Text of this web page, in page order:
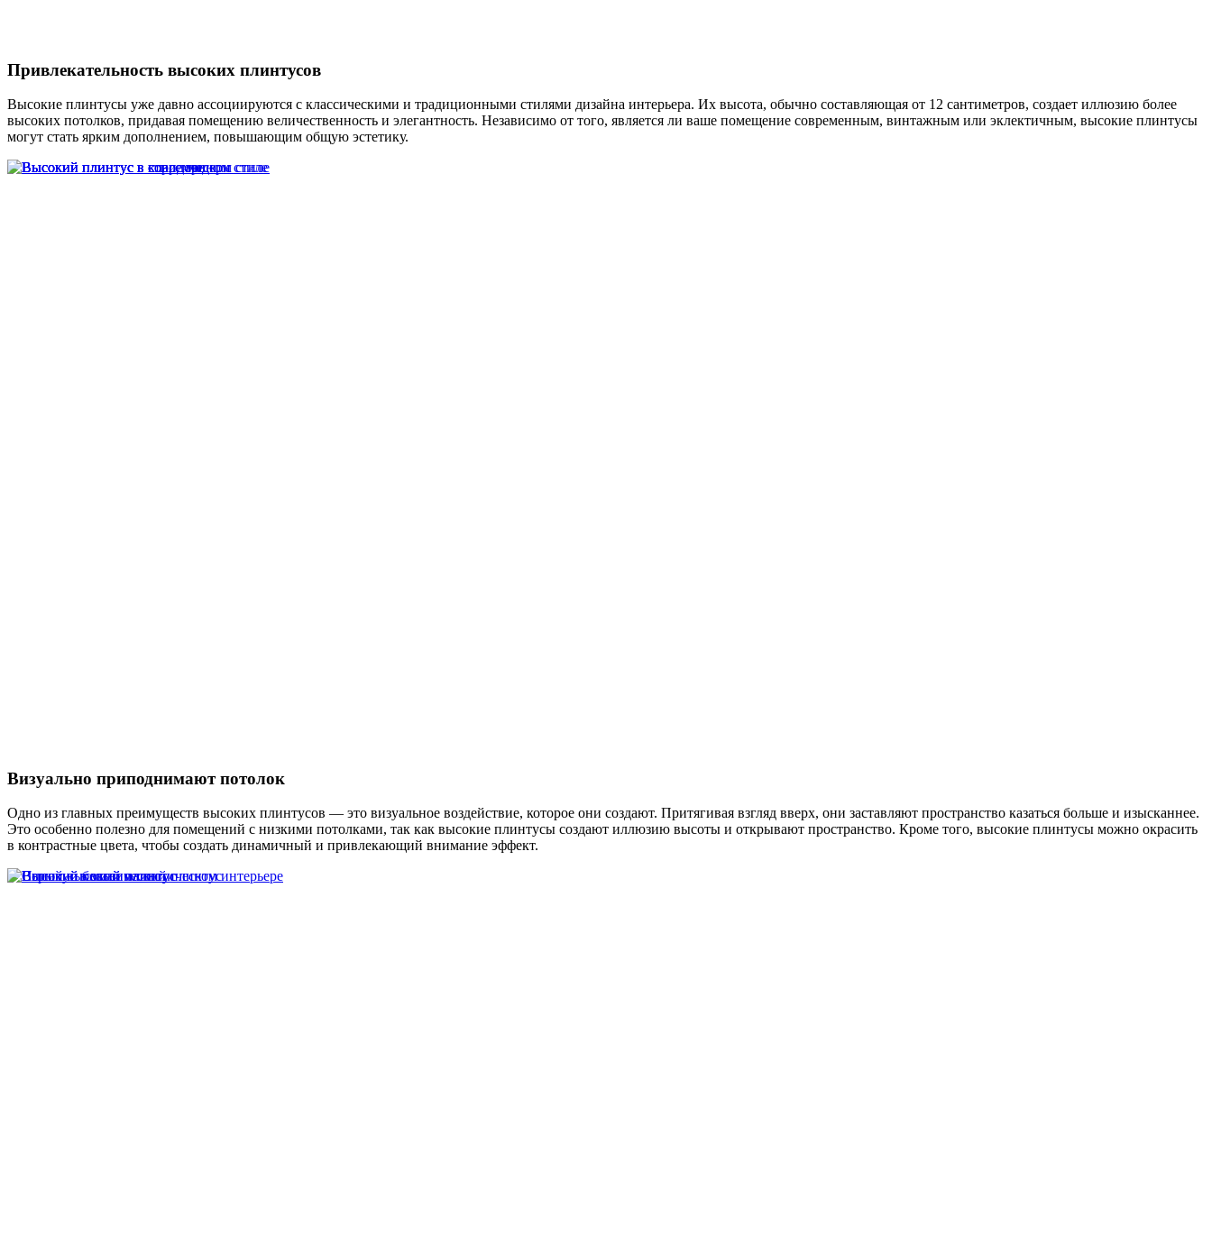
Привлекательность высоких плинтусов
Высокие плинтусы уже давно ассоциируются с классическими и традиционными стилями дизайна интерьера. Их высота, обычно составляющая от 12 сантиметров, создает иллюзию более
высоких потолков, придавая помещению величественность и элегантность. Независимо от того, является ли ваше помещение современным, винтажным или эклектичным, высокие плинтусы
могут стать ярким дополнением, повышающим общую эстетику.
Визуально приподнимают потолок
Одно из главных преимуществ высоких плинтусов — это визуальное воздействие, которое они создают. Притягивая взгляд вверх, они заставляют пространство казаться больше и изысканнее.
Это особенно полезно для помещений с низкими потолками, так как высокие плинтусы создают иллюзию высоты и открывают пространство. Кроме того, высокие плинтусы можно окрасить
в контрастные цвета, чтобы создать динамичный и привлекающий внимание эффект.